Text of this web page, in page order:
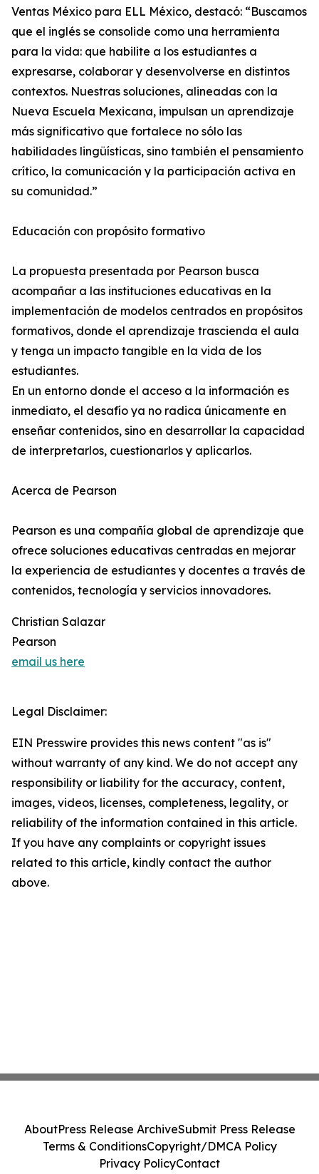
Ventas México para ELL México, destacó: “Buscamos
que el inglés se consolide como una herramienta
para la vida: que habilite a los estudiantes a
expresarse, colaborar y desenvolverse en distintos
contextos. Nuestras soluciones, alineadas con la
Nueva Escuela Mexicana, impulsan un aprendizaje
más significativo que fortalece no sólo las
habilidades lingüísticas, sino también el pensamiento
crítico, la comunicación y la participación activa en
su comunidad.”
Educación con propósito formativo
La propuesta presentada por Pearson busca
acompañar a las instituciones educativas en la
implementación de modelos centrados en propósitos
formativos, donde el aprendizaje trascienda el aula
y tenga un impacto tangible en la vida de los
estudiantes.
En un entorno donde el acceso a la información es
inmediato, el desafío ya no radica únicamente en
enseñar contenidos, sino en desarrollar la capacidad
de interpretarlos, cuestionarlos y aplicarlos.
Acerca de Pearson
Pearson es una compañía global de aprendizaje que
ofrece soluciones educativas centradas en mejorar
la experiencia de estudiantes y docentes a través de
contenidos, tecnología y servicios innovadores.
Christian Salazar
Pearson
email us here
Legal Disclaimer:
EIN Presswire provides this news content "as is"
without warranty of any kind. We do not accept any
responsibility or liability for the accuracy, content,
images, videos, licenses, completeness, legality, or
reliability of the information contained in this article.
If you have any complaints or copyright issues
related to this article, kindly contact the author
above.
AboutPress Release ArchiveSubmit Press Release
Terms & ConditionsCopyright/DMCA Policy
Privacy PolicyContact